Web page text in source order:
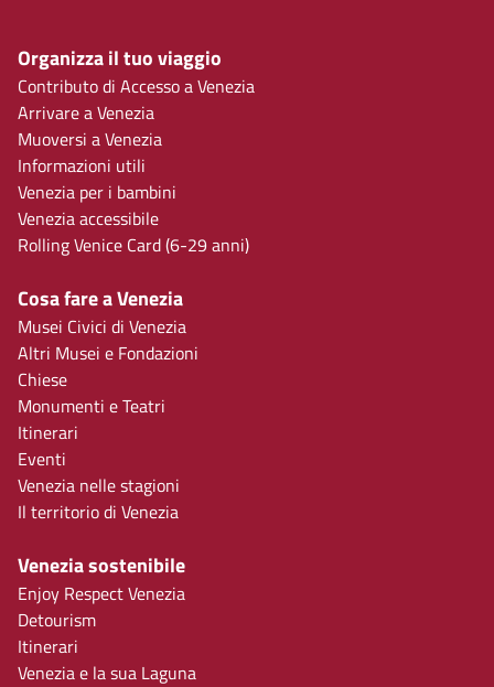
Organizza il tuo viaggio
Contributo di Accesso a Venezia
Arrivare a Venezia
Muoversi a Venezia
Informazioni utili
Venezia per i bambini
Venezia accessibile
Rolling Venice Card (6-29 anni)
Cosa fare a Venezia
Musei Civici di Venezia
Altri Musei e Fondazioni
Chiese
Monumenti e Teatri
Itinerari
Eventi
Venezia nelle stagioni
Il territorio di Venezia
Venezia sostenibile
Enjoy Respect Venezia
Detourism
Itinerari
Venezia e la sua Laguna